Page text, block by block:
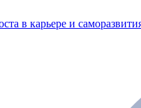
в карьере и